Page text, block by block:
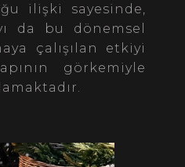
ilişki sayesinde,
da bu dönemsel
çalışılan etkiyi
görkemiyle